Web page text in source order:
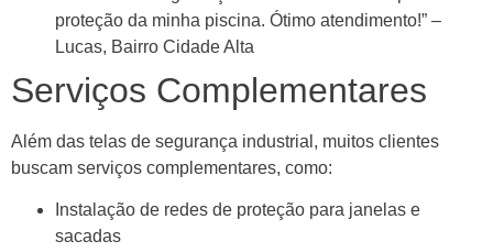
proteção da minha piscina. Ótimo atendimento!” –
Lucas, Bairro Cidade Alta
Serviços Complementares
Além das telas de segurança industrial, muitos clientes
buscam serviços complementares, como:
Instalação de redes de proteção para janelas e
sacadas